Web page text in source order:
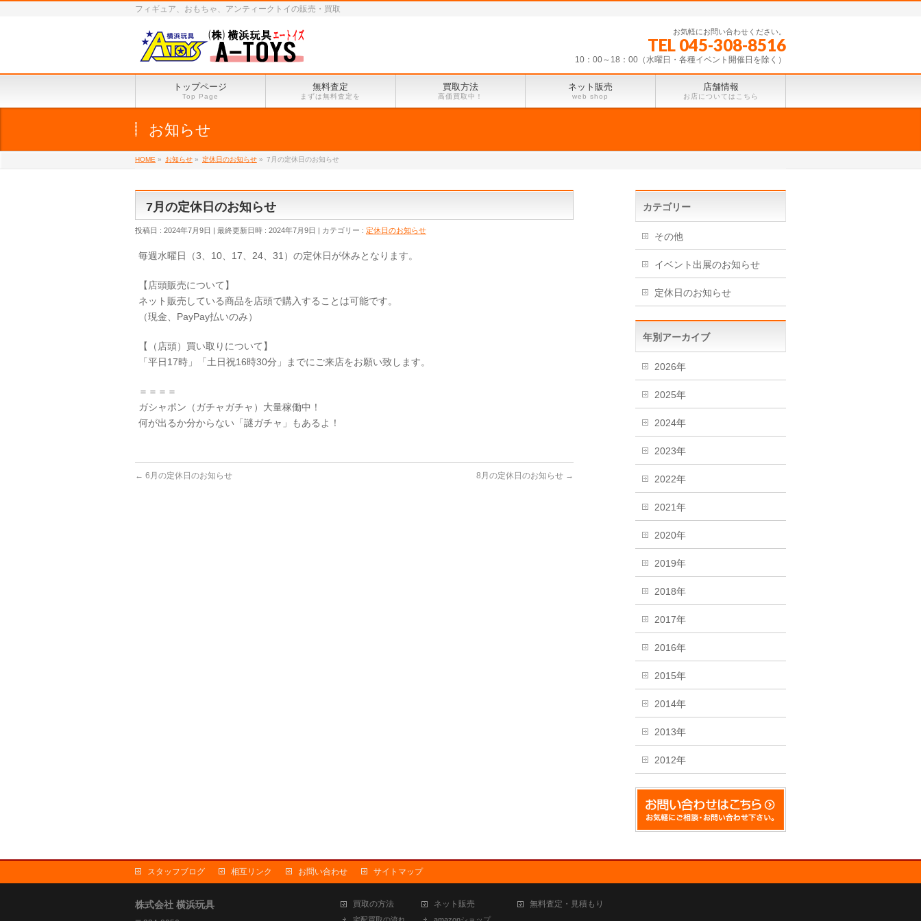
フィギュア、おもちゃ、アンティークトイの販売・買取
お気軽にお問い合わせください。
TEL 045-308-8516
10：00～18：00（水曜日・各種イベント開催日を除く）
トップページ
Top Page
無料査定
まずは無料査定を
買取方法
高価買取中！
ネット販売
web shop
店舗情報
お店についてはこちら
お知らせ
HOME » お知らせ » 定休日のお知らせ » 7月の定休日のお知らせ
7月の定休日のお知らせ
投稿日 : 2024年7月9日 最終更新日時 : 2024年7月9日 カテゴリー : 定休日のお知らせ
毎週水曜日（3、10、17、24、31）の定休日が休みとなります。
【店頭販売について】
ネット販売している商品を店頭で購入することは可能です。
（現金、PayPay払いのみ）
【（店頭）買い取りについて】
「平日17時」「土日祝16時30分」までにご来店をお願い致します。
＝＝＝＝
ガシャポン（ガチャガチャ）大量稼働中！
何が出るか分からない「謎ガチャ」もあるよ！
← 6月の定休日のお知らせ 8月の定休日のお知らせ →
カテゴリー
その他
イベント出展のお知らせ
定休日のお知らせ
年別アーカイブ
2026年
2025年
2024年
2023年
2022年
2021年
2020年
2019年
2018年
2017年
2016年
2015年
2014年
2013年
2012年
スタッフブログ 相互リンク お問い合わせ サイトマップ
株式会社 横浜玩具 買取の方法 ネット販売 無料査定・見積もり